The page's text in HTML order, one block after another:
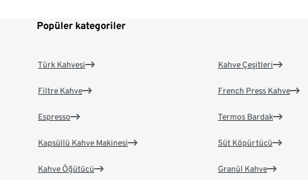
Popüler kategoriler
Türk Kahvesi
Filtre Kahve
Espresso
Kapsüllü Kahve Makinesi
Kahve Öğütücü
Kahve Çeşitleri
French Press Kahve
Termos Bardak
Süt Köpürtücü
Granül Kahve